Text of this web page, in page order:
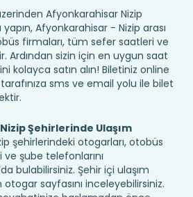
Afyonkarahisar Nizip
Afyonkarahisar - Nizip arası
firmaları, tüm sefer saatleri ve
Ardından sizin için en uygun saat
kolayca satın alın! Biletiniz online
sms ve email yolu ile bilet
Şehirlerinde Ulaşım
şehirlerindeki otogarları, otobüs
ve şube telefonlarını
bulabilirsiniz. Şehir içi ulaşım
sayfasını inceleyebilirsiniz.